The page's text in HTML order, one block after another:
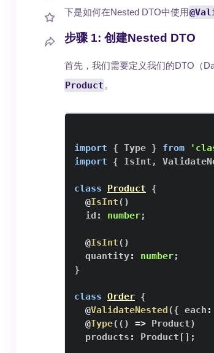
下是如何在Nested DTO中使用
步骤 1: 创建Nested DTO
首先，我们需要定义我们的DTO（
Product 。
import { Type } from
import
{ IsInt ,
class Product
{
@IsInt( )
  id
: number;
@IsInt( )
  quantity
: number;
}
class Order {
@ValidateNested({ each :
@Type( ( ) => Product)
  products
: Product [ ] ;